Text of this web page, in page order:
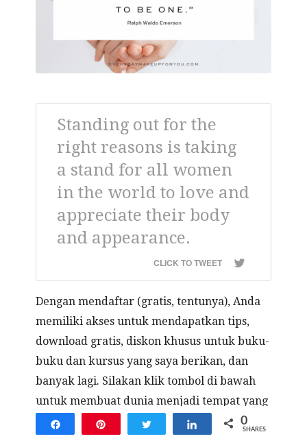
Standing out for the
right reasons is taking
a stand for all women
in the world to love and
appreciate their body
and appearance.
CLICK TO TWEET
Dengan mendaftar (gratis, tentunya), Anda
memiliki akses untuk mendapatkan tips,
download gratis, diskon khusus untuk buku-
buku dan kursus yang saya berikan, dan
banyak lagi. Silakan klik tombol di bawah
untuk membuat dunia menjadi tempat yang
menyenangkan!
Share 0
SHARES